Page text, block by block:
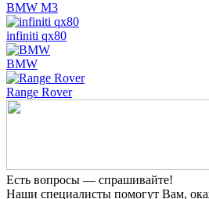
BMW M3
infiniti qx80
BMW
Range Rover
Есть вопросы — спрашивайте!
Наши специалисты помогут Вам,